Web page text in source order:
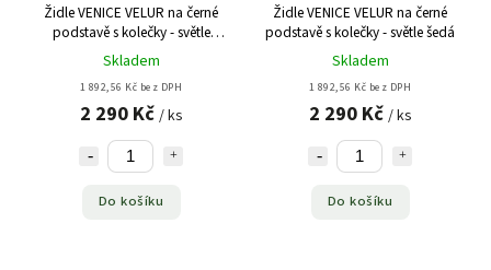
Židle VENICE VELUR na černé
podstavě s kolečky - světle
růžová
Skladem
1 892,56 Kč bez DPH
2 290 Kč / ks
Do košíku
Židle VENICE VELUR na černé
podstavě s kolečky - světle šedá
Skladem
1 892,56 Kč bez DPH
2 290 Kč / ks
Do košíku